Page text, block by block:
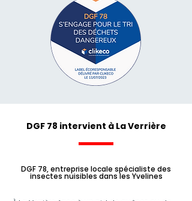
DGF 78 intervient à La Verrière
DGF 78, entreprise locale spécialiste des
insectes nuisibles dans les Yvelines